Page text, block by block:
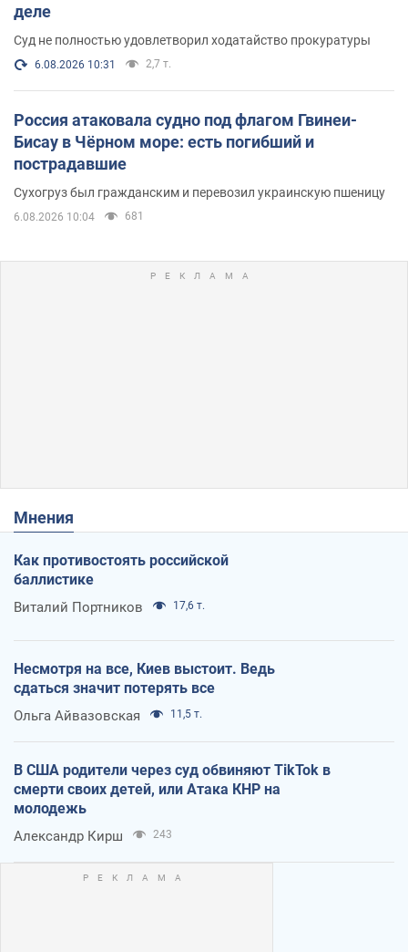
деле
Суд не полностью удовлетворил ходатайство прокуратуры
6.08.2026 10:31 2,7 т.
Россия атаковала судно под флагом Гвинеи-
Бисау в Чёрном море: есть погибший и
пострадавшие
Сухогруз был гражданским и перевозил украинскую пшеницу
6.08.2026 10:04 681
Мнения
Как противостоять российской
баллистике
Виталий Портников 17,6 т.
Несмотря на все, Киев выстоит. Ведь
сдаться значит потерять все
Ольга Айвазовская 11,5 т.
В США родители через суд обвиняют TikTok в
смерти своих детей, или Атака КНР на
молодежь
Александр Кирш 243